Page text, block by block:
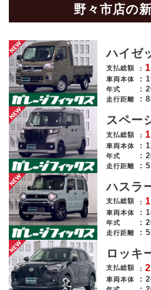
野々市店の
ハイゼ
支払総額
車両本体
年式
走行距離
スペー
支払総額
車両本体
年式
走行距離
ハスラ
支払総額
車両本体
年式
走行距離
ロッキ
支払総額
車両本体